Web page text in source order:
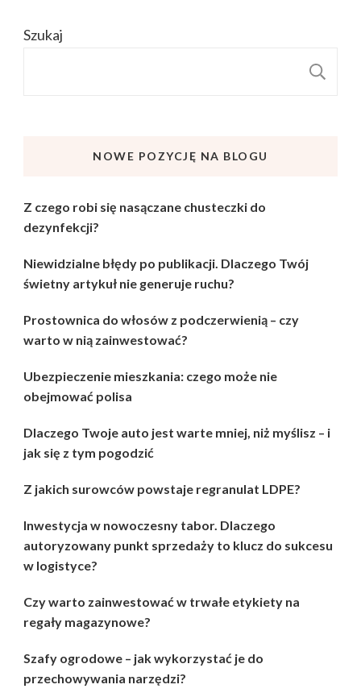
Szukaj
NOWE POZYCJĘ NA BLOGU
Z czego robi się nasączane chusteczki do
dezynfekcji?
Niewidzialne błędy po publikacji. Dlaczego Twój
świetny artykuł nie generuje ruchu?
Prostownica do włosów z podczerwienią – czy
warto w nią zainwestować?
Ubezpieczenie mieszkania: czego może nie
obejmować polisa
Dlaczego Twoje auto jest warte mniej, niż myślisz – i
jak się z tym pogodzić
Z jakich surowców powstaje regranulat LDPE?
Inwestycja w nowoczesny tabor. Dlaczego
autoryzowany punkt sprzedaży to klucz do sukcesu
w logistyce?
Czy warto zainwestować w trwałe etykiety na
regały magazynowe?
Szafy ogrodowe – jak wykorzystać je do
przechowywania narzędzi?